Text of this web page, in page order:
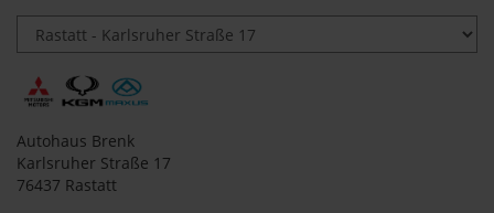
Autohaus Brenk
Karlsruher Straße 17
76437 Rastatt